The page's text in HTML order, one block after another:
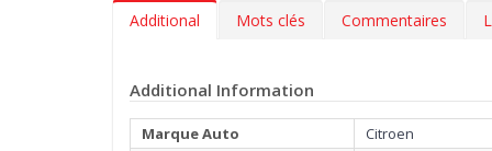
Additional Mots clés Commentaires
Additional Information
Marque Auto
Citroen